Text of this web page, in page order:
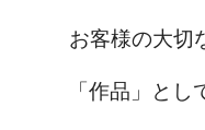
お客様の大切
「作品」と